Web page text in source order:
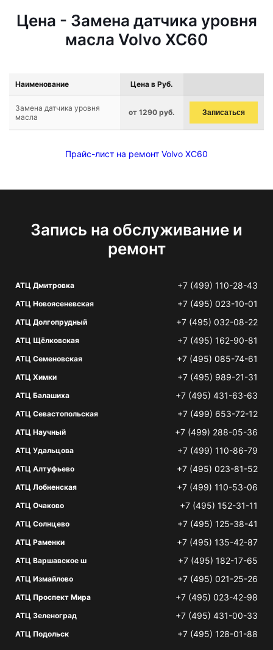
Цена - Замена датчика уровня
масла Volvo XC60
Наименование Цена в Руб.
Замена датчика уровня
масла
от 1290 руб. Записаться
Прайс-лист на ремонт Volvo XC60
Запись на обслуживание и
ремонт
АТЦ Дмитровка +7 (499) 110-28-43
АТЦ Новоясеневская +7 (495) 023-10-01
АТЦ Долгопрудный +7 (495) 032-08-22
АТЦ Щёлковская +7 (495) 162-90-81
АТЦ Семеновская +7 (495) 085-74-61
АТЦ Химки +7 (495) 989-21-31
АТЦ Балашиха +7 (495) 431-63-63
АТЦ Севастопольская +7 (499) 653-72-12
АТЦ Научный +7 (499) 288-05-36
АТЦ Удальцова +7 (499) 110-86-79
АТЦ Алтуфьево +7 (495) 023-81-52
АТЦ Лобненская +7 (499) 110-53-06
АТЦ Очаково +7 (495) 152-31-11
АТЦ Солнцево +7 (495) 125-38-41
АТЦ Раменки +7 (495) 135-42-87
АТЦ Варшавское ш +7 (495) 182-17-65
АТЦ Измайлово +7 (495) 021-25-26
АТЦ Проспект Мира +7 (495) 023-42-98
АТЦ Зеленоград +7 (495) 431-00-33
АТЦ Подольск +7 (495) 128-01-88